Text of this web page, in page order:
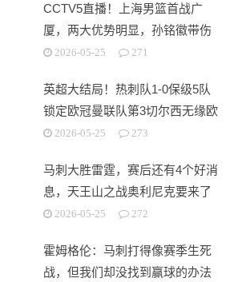
CCTV5直播！上海男篮首战广
厦，两大优势明显，孙铭徽带伤
出战！
2026-05-25 271
英超大结局！热刺队1-0保级5队
锁定欧冠曼联队第3切尔西无缘欧
战2026-05-25 273
马刺大胜雷霆，赛后还有4个好消
息，天王山之战奥利尼克要来了
2026-05-25 272
霍姆格伦：马刺打得像赛季生死
战，但我们却没找到赢球的办法